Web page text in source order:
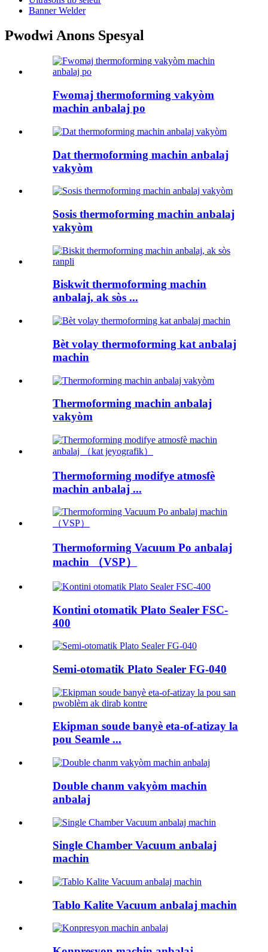
Banner Welder
Pwodwi Anons Spesyal
Fwomaj thermoforming vakyòm
machin anbalaj po
Dat thermoforming machin anbalaj
vakyòm
Sosis thermoforming machin anbalaj
vakyòm
Biskwit thermoforming machin
anbalaj, ak sòs ...
Bèt volay thermoforming kat anbalaj
machin
Thermoforming machin anbalaj
vakyòm
Thermoforming modifye atmosfè
machin anbalaj ...
Thermoforming Vacuum Po anbalaj
machin （VSP）
Kontini otomatik Plato Sealer FSC-
400
Semi-otomatik Plato Sealer FG-040
Ekipman soude banyè eta-of-atizay la
pou Seamle ...
Double chanm vakyòm machin
anbalaj
Single Chamber Vacuum anbalaj
machin
Tablo Kalite Vacuum anbalaj machin